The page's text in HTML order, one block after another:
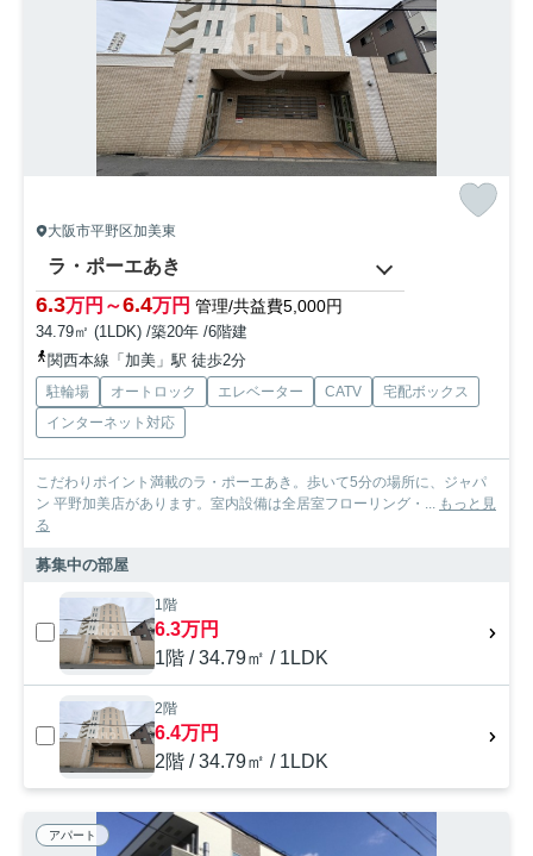
大阪市平野区加美東
ラ・ポーエあき
6.3万円～6.4万円 管理/共益費5,000円
34.79㎡ (1LDK) /築20年 /6階建
関西本線「加美」駅 徒歩2分
駐輪場 オートロック エレベーター CATV
宅配ボックス
インターネット対応
こだわりポイント満載のラ・ポーエあき。歩いて5分の場所に、ジャパ
ン 平野加美店があります。室内設備は全居室フローリング・... もっと見
る
募集中の部屋
1階
6.3万円
1階 / 34.79㎡ / 1LDK
2階
6.4万円
2階 / 34.79㎡ / 1LDK
アパート